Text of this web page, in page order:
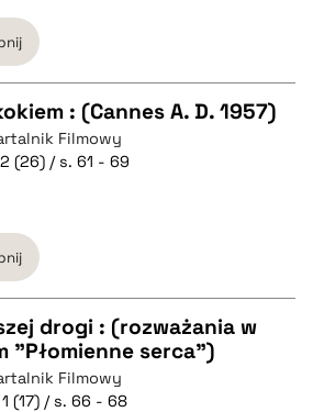
: (Cannes A. D. 1957)
Filmowy
(26) / s. 61 - 69
drogi : (rozważania w
"Płomienne serca")
Filmowy
(17) / s. 66 - 68